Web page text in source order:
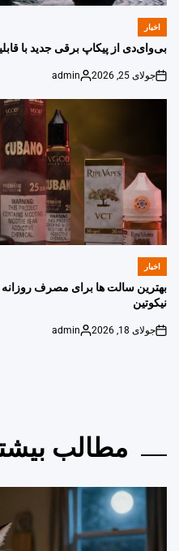
POSTED
اخبار
بی‌وای‌دی از پیکاپ برقی جدید با
on
جولای 25, 2026
Posted
admin
POSTED
اخبار
بهترین سالت ها برای مصرف روزانه
نیکوتین
on
جولای 18, 2026
Posted
admin
مطالب